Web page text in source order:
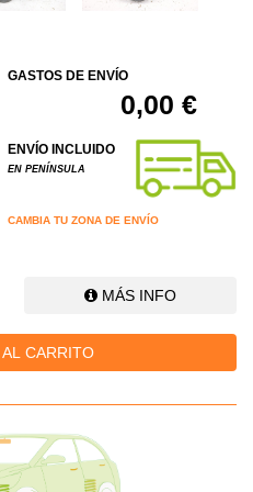
GASTOS DE ENVÍO
0,00 €
ENVÍO INCLUIDO
EN PENÍNSULA
CAMBIA TU ZONA DE ENVÍO
MÁS INFO
CARRITO